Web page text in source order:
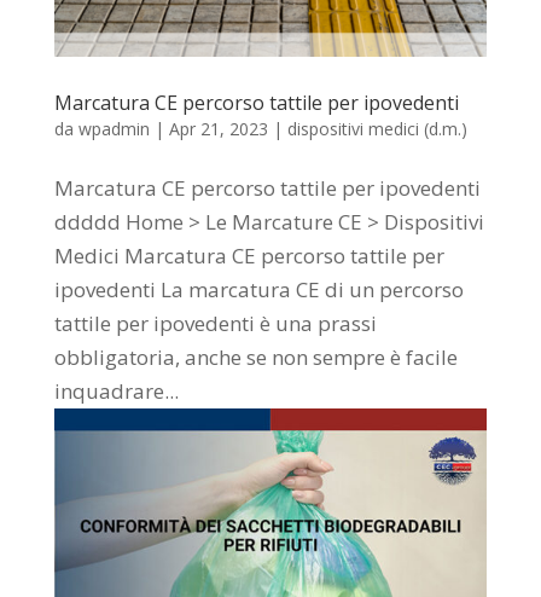
Marcatura CE percorso tattile per ipovedenti
da wpadmin | Apr 21, 2023 | dispositivi medici (d.m.)
Marcatura CE percorso tattile per ipovedenti
ddddd Home > Le Marcature CE > Dispositivi
Medici Marcatura CE percorso tattile per
ipovedenti La marcatura CE di un percorso
tattile per ipovedenti è una prassi
obbligatoria, anche se non sempre è facile
inquadrare...